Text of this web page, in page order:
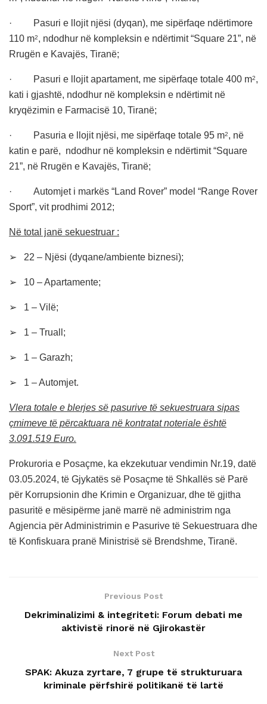
· Pasuri e llojit njësi (dyqan), me sipërfaqe ndërtimore
110 m2, ndodhur në kompleksin e ndërtimit“Square 21”, në
Rrugën e Kavajës, Tiranë;
· Pasuri e llojit apartament, me sipërfaqe totale 400 m2,
kati i gjashtë, ndodhur në kompleksin e ndërtimit në
kryqëzimin e Farmacisë 10, Tiranë;
· Pasuria e llojit njësi, me sipërfaqe totale 95 m2, në
katin e parë, ndodhur në kompleksin e ndërtimit“Square
21”, në Rrugën e Kavajës, Tiranë;
· Automjet i markës “Land Rover” model “Range Rover
Sport”, vit prodhimi 2012;
Në total janë sekuestruar :
➢ 22 – Njësi (dyqane/ambiente biznesi);
➢ 10 – Apartamente;
➢ 1 – Vilë;
➢ 1 – Truall;
➢ 1 – Garazh;
➢ 1 – Automjet.
Vlera totale e blerjes së pasurive të sekuestruara sipas
çmimeve të përcaktuara në kontratat noteriale është
3.091.519 Euro.
Prokuroria e Posaçme, ka ekzekutuar vendimin Nr.19, datë
03.05.2024, të Gjykatës së Posaçme të Shkallës së Parë
për Korrupsionin dhe Krimin e Organizuar, dhe të gjitha
pasuritë e mësipërme janë marrë në administrim nga
Agjencia për Administrimin e Pasurive të Sekuestruara dhe
të Konfiskuara pranë Ministrisë së Brendshme, Tiranë.
Previous Post
Dekriminalizimi & integriteti: Forum debati me
aktivistë rinorë në Gjirokastër
Next Post
SPAK: Akuza zyrtare, 7 grupe të strukturuara
kriminale përfshirë politikanë të lartë